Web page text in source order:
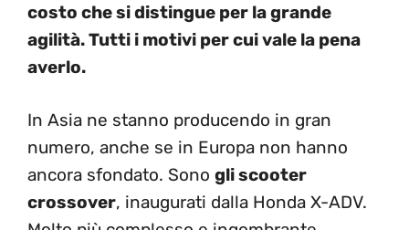
costo che si distingue per la grande
agilità. Tutti i motivi per cui vale la pena
averlo.
In Asia ne stanno producendo in gran
numero, anche se in Europa non hanno
ancora sfondato. Sono gli scooter
crossover, inaugurati dalla Honda X-ADV.